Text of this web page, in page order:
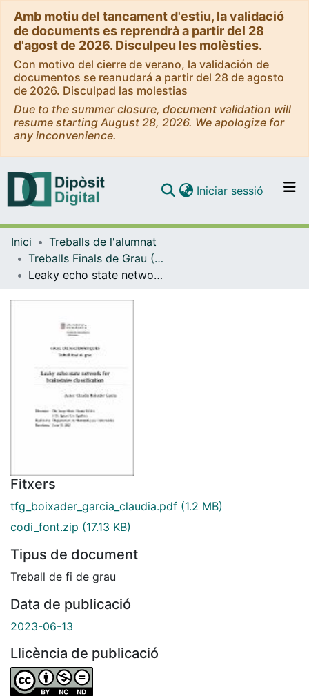
Amb motiu del tancament d'estiu, la validació
de documents es reprendrà a partir del 28
d'agost de 2026. Disculpeu les molèsties.
Con motivo del cierre de verano, la validación de
documentos se reanudará a partir del 28 de agosto
de 2026. Disculpad las molestias
Due to the summer closure, document validation will
resume starting August 28, 2026. We apologize for
any inconvenience.
Navega per tot el DD
Iniciar sessió (current)
Inici
Treballs de l'alumnat
Treballs Finals de Grau (TFG) - Matemàtiques
Leaky echo state network for brainstates classification
Fitxers
tfg_boixader_garcia_claudia.pdf (1.2 MB)
codi_font.zip (17.13 KB)
Tipus de document
Treball de fi de grau
Data de publicació
2023-06-13
Llicència de publicació